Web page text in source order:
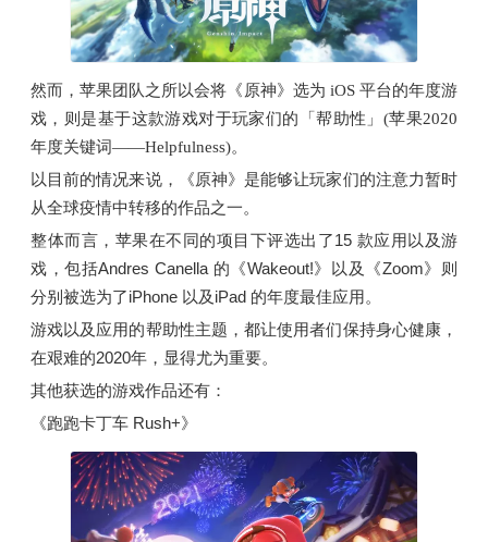
然而，苹果团队之所以会将《原神》选为 iOS 平台的年度游
戏，则是基于这款游戏对于玩家们的「帮助性」(苹果2020
年度关键词——Helpfulness)。
以目前的情况来说，《原神》是能够让玩家们的注意力暂时
从全球疫情中转移的作品之一。
整体而言，苹果在不同的项目下评选出了15 款应用以及游
戏，包括Andres Canella 的《Wakeout!》以及《Zoom》则
分别被选为了iPhone 以及iPad 的年度最佳应用。
游戏以及应用的帮助性主题，都让使用者们保持身心健康，
在艰难的2020年，显得尤为重要。
其他获选的游戏作品还有：
《跑跑卡丁车 Rush+》